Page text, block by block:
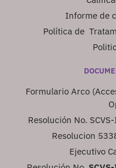
Informe de
Política de
Formulario Arco
Resolución No.
Resolucion
Ejecutivo